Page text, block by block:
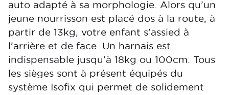
auto adapté à sa morphologie. Alors qu’un
jeune nourrisson est placé dos à la route, à
partir de 13kg, votre enfant s’assied à
l’arrière et de face. Un harnais est
indispensable jusqu’à 18kg ou 100cm. Tous
les sièges sont à présent équipés du
système Isofix qui permet de solidement